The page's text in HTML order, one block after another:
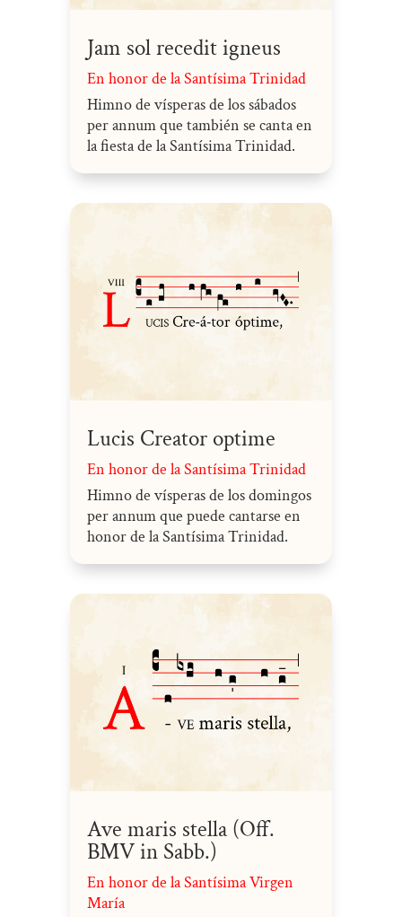
Jam sol recedit igneus
En honor de la Santísima Trinidad
Himno de vísperas de los sábados
per annum que también se canta en
la fiesta de la Santísima Trinidad.
Lucis Creator optime
En honor de la Santísima Trinidad
Himno de vísperas de los domingos
per annum que puede cantarse en
honor de la Santísima Trinidad.
Ave maris stella (Off.
BMV in Sabb.)
En honor de la Santísima Virgen
María